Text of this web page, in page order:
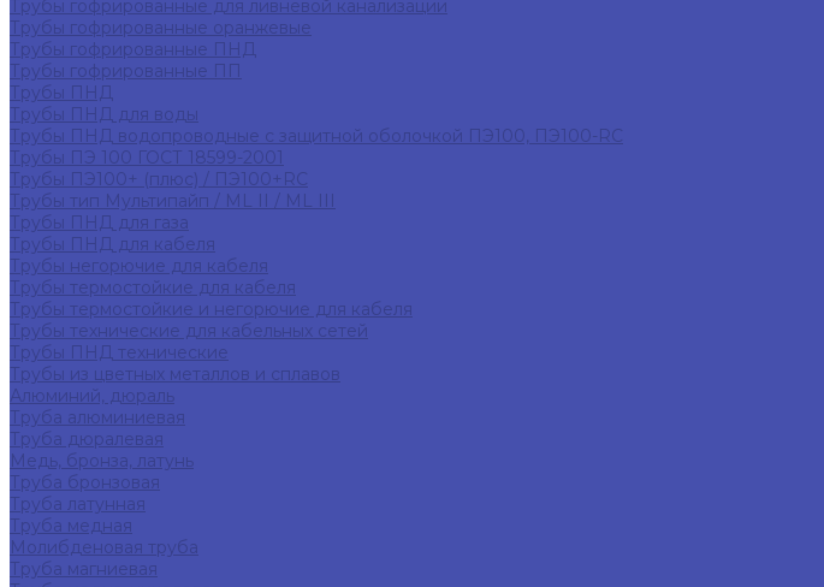
Трубы гофрированные для ливневой канализации
Трубы гофрированные оранжевые
Трубы гофрированные ПНД
Трубы гофрированные ПП
Трубы ПНД
Трубы ПНД для воды
Трубы ПНД водопроводные с защитной оболочкой ПЭ100, ПЭ100-RC
Трубы ПЭ 100 ГОСТ 18599-2001
Трубы ПЭ100+ (плюс) / ПЭ100+RC
Трубы тип Мультипайп / ML II / ML III
Трубы ПНД для газа
Трубы ПНД для кабеля
Трубы негорючие для кабеля
Трубы термостойкие для кабеля
Трубы термостойкие и негорючие для кабеля
Трубы технические для кабельных сетей
Трубы ПНД технические
Трубы из цветных металлов и сплавов
Алюминий, дюраль
Труба алюминиевая
Труба дюралевая
Медь, бронза, латунь
Труба бронзовая
Труба латунная
Труба медная
Молибденовая труба
Труба магниевая